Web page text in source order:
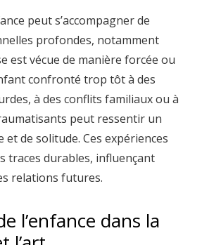
peut s’accompagner de
profondes, notamment
est vécue de manière forcée ou
confronté trop tôt à des
à des conflits familiaux ou à
peut ressentir un
de solitude. Ces expériences
traces durables, influençant
relations futures.
l’enfance dans la